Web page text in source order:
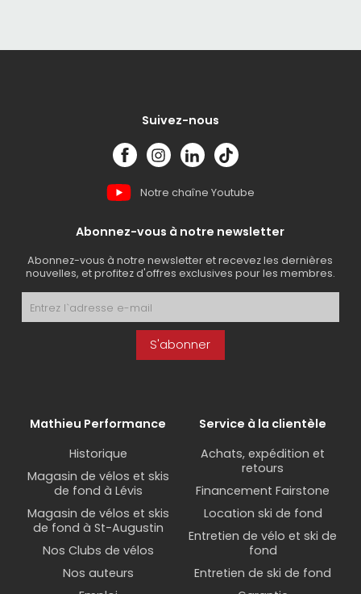
Suivez-nous
Notre chaîne Youtube
Abonnez-vous à notre newsletter
Abonnez-vous à notre newsletter et recevez les dernières
nouvelles, et profitez d'offres exclusives pour les membres.
S'abonner
Mathieu Performance
Historique
Magasin de vélos et skis
de fond à Lévis
Magasin de vélos et skis
de fond à St-Augustin
Nos Clubs de vélos
Nos auteurs
Service à la clientèle
Achats, expédition et
retours
Financement Fairstone
Location ski de fond
Entretien de vélo et ski de
fond
Entretien de ski de fond